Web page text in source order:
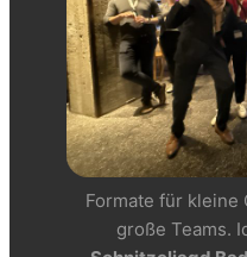
Formate für kleine
große Teams.